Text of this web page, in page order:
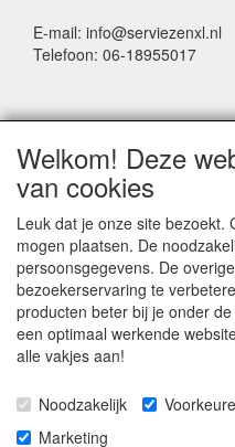
E-mail: info@serviezenxl.nl
Telefoon: 06-18955017
Voornaam
Achternaam
E-mail
Welkom! Deze
van cookies
Leuk dat je onze site bezoekt.
mogen plaatsen. De
persoonsgegevens. De
bezoekerservaring te
producten beter bij je onder
een optimaal werkende
alle vakjes aan!
Noodzakelijk
Marketing